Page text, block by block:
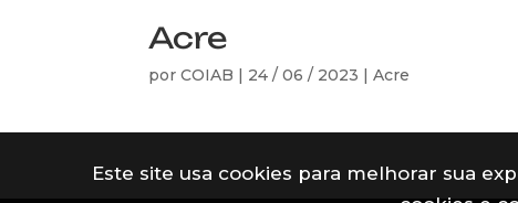
Acre
porCOIAB | 24 / 06 / 2023 |Acre
Este site usa cookies para melhorar sua